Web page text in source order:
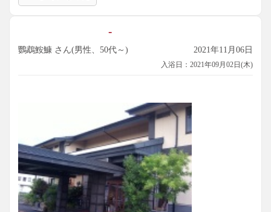
-
鸚鵡鮟鱇 さん(男性、50代～) 2021年11月06日
入浴日：2021年09月02日(木)